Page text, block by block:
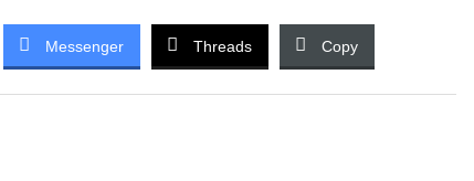
Messenger Threads Copy